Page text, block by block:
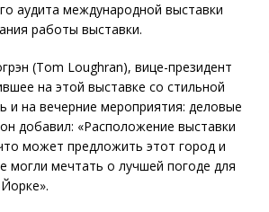
аудита международной выставки
работы выставки.
(Tom Loughran), вице-президент
на этой выставке со стильной
и на вечерние мероприятия: деловые
добавил: «Расположение выставки
может предложить этот город и
могли мечтать о лучшей погоде для